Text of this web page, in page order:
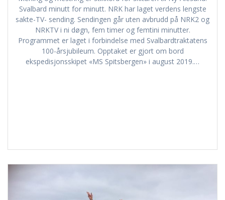
Svalbard minutt for minutt. NRK har laget verdens lengste
sakte-TV- sending. Sendingen går uten avbrudd på NRK2 og
NRKTV i ni døgn, fem timer og femtini minutter.
Programmet er laget i forbindelse med Svalbardtraktatens
100-årsjubileum. Opptaket er gjort om bord
ekspedisjonsskipet «MS Spitsbergen» i august 2019.…